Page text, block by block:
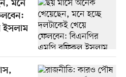
মনে
ইসলাম